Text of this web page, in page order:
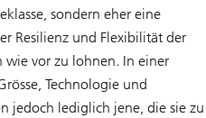
sondern eher eine
Resilienz und Flexibilität der
wie vor zu lohnen. In einer
Technologie und
jedoch lediglich jene, die sie zu